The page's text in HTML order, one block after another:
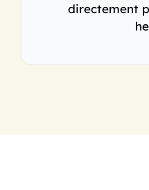
directement